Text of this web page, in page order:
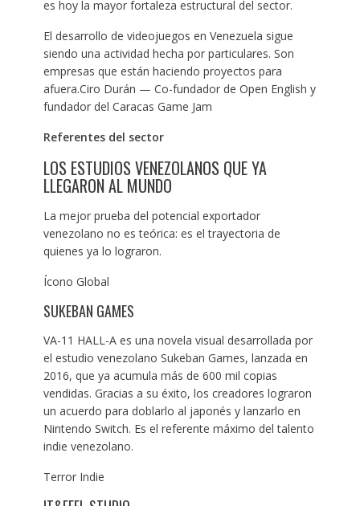
es hoy la mayor fortaleza estructural del sector.
El desarrollo de videojuegos en Venezuela sigue
siendo una actividad hecha por particulares. Son
empresas que están haciendo proyectos para
afuera.Ciro Durán — Co-fundador de Open English y
fundador del Caracas Game Jam
Referentes del sector
LOS ESTUDIOS VENEZOLANOS QUE YA
LLEGARON AL MUNDO
La mejor prueba del potencial exportador
venezolano no es teórica: es el trayectoria de
quienes ya lo lograron.
Ícono Global
SUKEBAN GAMES
VA-11 HALL-A es una novela visual desarrollada por
el estudio venezolano Sukeban Games, lanzada en
2016, que ya acumula más de 600 mil copias
vendidas. Gracias a su éxito, los creadores lograron
un acuerdo para doblarlo al japonés y lanzarlo en
Nintendo Switch. Es el referente máximo del talento
indie venezolano.
Terror Indie